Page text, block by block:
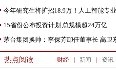
今年研究生将扩招18.9万！人工智能专
重点发展这些学
15省份公布投资计划 总规模超24万亿
茅台集团换帅：李保芳卸任董事长 高卫
棒
热点阅读 财经 新闻 资讯